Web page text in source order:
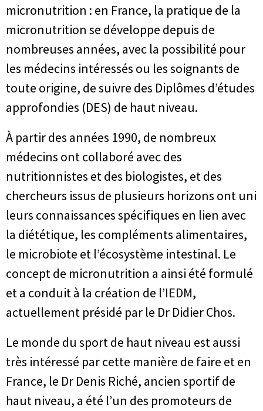
micronutrition : en France, la pratique de la
micronutrition se développe depuis de
nombreuses années, avec la possibilité pour
les médecins intéressés ou les soignants de
toute origine, de suivre des Diplômes d’études
approfondies (DES) de haut niveau.
À partir des années 1990, de nombreux
médecins ont collaboré avec des
nutritionnistes et des biologistes, et des
chercheurs issus de plusieurs horizons ont uni
leurs connaissances spécifiques en lien avec
la diététique, les compléments alimentaires,
le microbiote et l’écosystème intestinal. Le
concept de micronutrition a ainsi été formulé
et a conduit à la création de l’IEDM,
actuellement présidé par le Dr Didier Chos.
Le monde du sport de haut niveau est aussi
très intéressé par cette manière de faire et en
France, le Dr Denis Riché, ancien sportif de
haut niveau, a été l’un des promoteurs de